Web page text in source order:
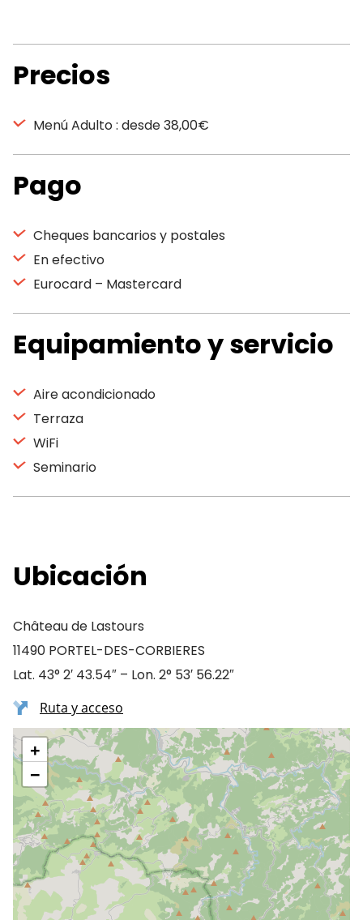
Precios
Menú Adulto : desde 38,00€
Pago
Cheques bancarios y postales
En efectivo
Eurocard – Mastercard
Equipamiento y servicio
Aire acondicionado
Terraza
WiFi
Seminario
Ubicación
Château de Lastours
11490 PORTEL-DES-CORBIERES
Lat. 43° 2′ 43.54″ – Lon. 2° 53′ 56.22″
Ruta y acceso
+
−